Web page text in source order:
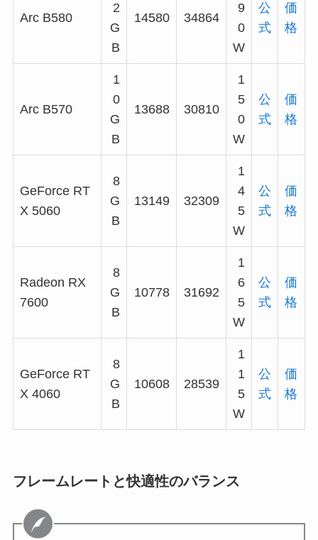
Arc B580
2
G
B
14580 34864
9
0
W
公
式
価
格
Arc B570
1
0
G
B
13688 30810
1
5
0
W
公
式
価
格
GeForce RT
X 5060
8
G
B
13149 32309
1
4
5
W
公
式
価
格
Radeon RX
7600
8
G
B
10778 31692
1
6
5
W
公
式
価
格
GeForce RT
X 4060
8
G
B
10608 28539
1
1
5
W
公
式
価
格
フレームレートと快適性のバランス